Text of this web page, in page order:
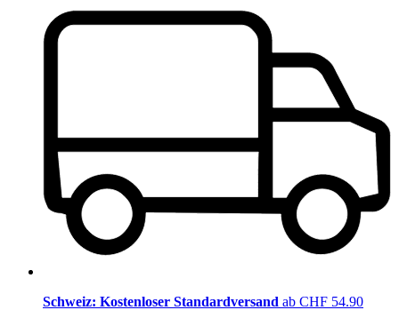
Schweiz: Kostenloser Standardversand ab CHF 54.90